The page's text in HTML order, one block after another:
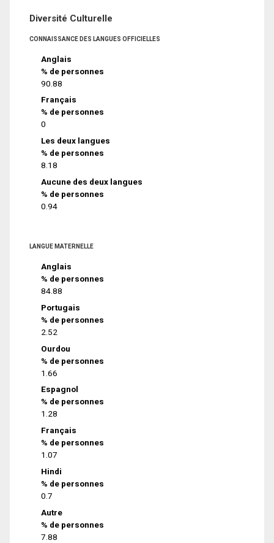
Diversité Culturelle
CONNAISSANCE DES LANGUES OFFICIELLES
Anglais
% de personnes
90.88
Français
% de personnes
0
Les deux langues
% de personnes
8.18
Aucune des deux langues
% de personnes
0.94
LANGUE MATERNELLE
Anglais
% de personnes
84.88
Portugais
% de personnes
2.52
Ourdou
% de personnes
1.66
Espagnol
% de personnes
1.28
Français
% de personnes
1.07
Hindi
% de personnes
0.7
Autre
% de personnes
7.88